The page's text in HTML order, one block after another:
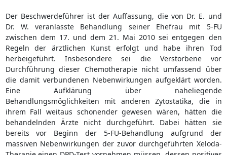
Der Beschwerdeführer ist der Auffassung, die von Dr. E. und
Dr. W. veranlasste Behandlung seiner Ehefrau mit 5-FU
zwischen dem 17. und dem 21. Mai 2010 sei entgegen den
Regeln der ärztlichen Kunst erfolgt und habe ihren Tod
herbeigeführt. Insbesondere sei die Verstorbene vor
Durchführung dieser Chemotherapie nicht umfassend über
die damit verbundenen Nebenwirkungen aufgeklärt worden.
Eine Aufklärung über naheliegende
Behandlungsmöglichkeiten mit anderen Zytostatika, die in
ihrem Fall weitaus schonender gewesen wären, hätten die
behandelnden Ärzte nicht durchgeführt. Dabei hätten sie
bereits vor Beginn der 5-FU-Behandlung aufgrund der
massiven Nebenwirkungen der zuvor durchgeführten Xeloda-